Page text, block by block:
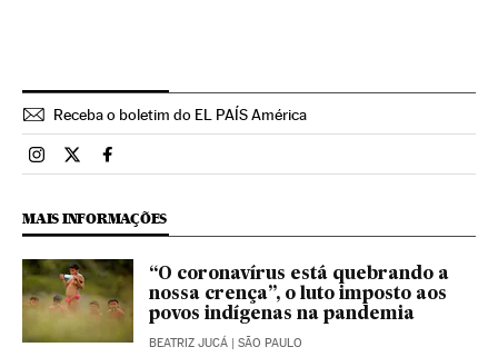
Receba o boletim do EL PAÍS América
Brasil El País Brasil en Instagram
Brasil El País Brasil en Twitter
Brasil El País Brasil en Facebook
MAIS INFORMAÇÕES
“O coronavírus está quebrando a
nossa crença”, o luto imposto aos
povos indígenas na pandemia
BEATRIZ JUCÁ | SÃO PAULO